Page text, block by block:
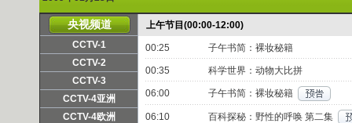
央视频道
CCTV-1
频道主页 直播
CCTV-2
频道主页 直播
CCTV-3
频道主页 直播 点播
CCTV-4亚洲
频道主页 直播 点播
CCTV-4欧洲
上午节目(00:00-12:00)
00:25 子午书简：裸妆秘籍
00:35 科学世界：动物大比拼
06:00 子午书简：裸妆秘籍
06:10 百科探秘：野性的呼唤 第二集